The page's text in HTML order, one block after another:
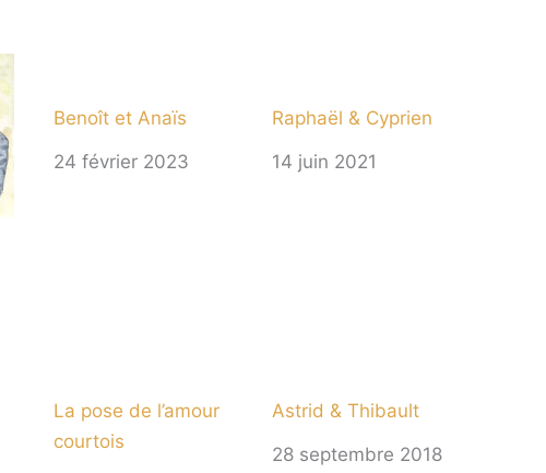
Benoît et Anaïs
24 février 2023
Raphaël & Cyprien
14 juin 2021
La pose de l’amour
courtois
Astrid & Thibault
28 septembre 2018